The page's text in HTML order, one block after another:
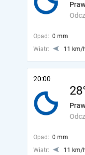
Opad: 0 mm
Wiatr:
11 km/
20:00
Opad: 0 mm
Wiatr:
11 km/